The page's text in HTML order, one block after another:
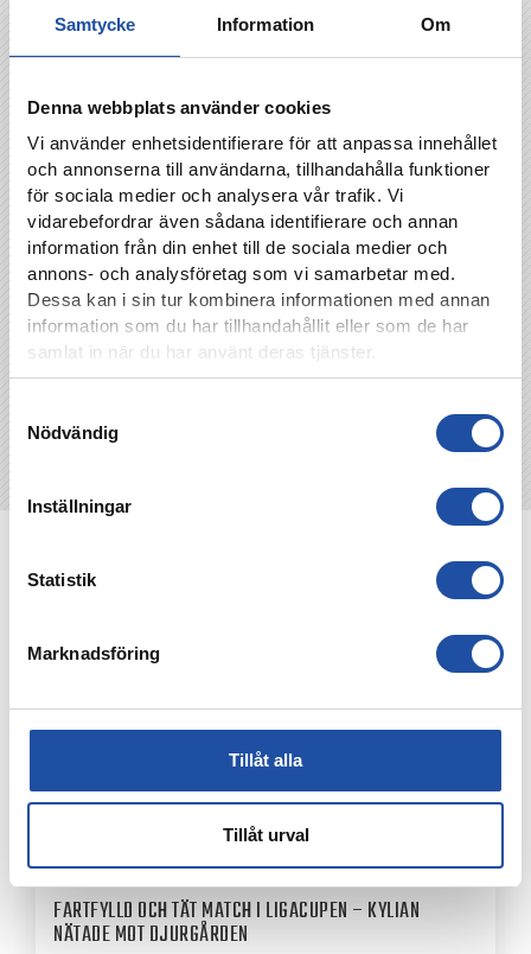
Samtycke Information Om
Denna webbplats använder cookies
Vi använder enhetsidentifierare för att anpassa innehållet
och annonserna till användarna, tillhandahålla funktioner
för sociala medier och analysera vår trafik. Vi
vidarebefordrar även sådana identifierare och annan
information från din enhet till de sociala medier och
annons- och analysföretag som vi samarbetar med.
Dessa kan i sin tur kombinera informationen med annan
information som du har tillhandahållit eller som de har
samlat in när du har använt deras tjänster.
Nödvändig
Inställningar
Statistik
Marknadsföring
Tillåt alla
Tillåt urval
TILLBAKA
NYHETER
FARTFYLLD OCH TÄT MATCH I LIGACUPEN – KYLIAN
NÄTADE MOT DJURGÅRDEN